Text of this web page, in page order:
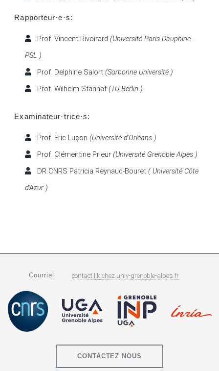
Rapporteur·e·s:
Prof. Vincent Rivoirard(Université Paris Dauphine -
PSL )
Prof. Delphine Salort(Sorbonne Université )
Prof. Wilhelm Stannat(TU Berlin )
Examinateur·trice·s:
Prof. Eric Luçon(Université d'Orléans )
Prof. Clémentine Prieur(Université Grenoble Alpes )
DR CNRS Patricia Reynaud-Bouret( Université Côte
d'Azur )
Courriel contact.ljk chez univ-grenoble-alpes.fr
CONTACTEZ NOUS